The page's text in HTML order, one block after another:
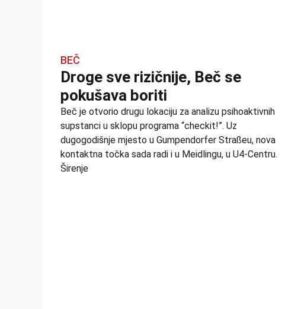
BEČ
Droge sve rizičnije, Beč se
pokušava boriti
Beč je otvorio drugu lokaciju za analizu psihoaktivnih
supstanci u sklopu programa “checkit!”. Uz
dugogodišnje mjesto u Gumpendorfer Straßeu, nova
kontaktna točka sada radi i u Meidlingu, u U4-Centru.
Širenje